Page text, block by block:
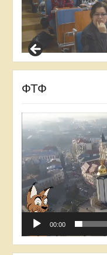
ФТФ
Відеопрогравач
00:00